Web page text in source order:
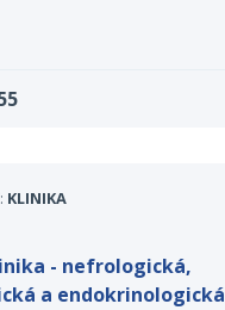
KLINIKA
- nefrologická,
a endokrinologická